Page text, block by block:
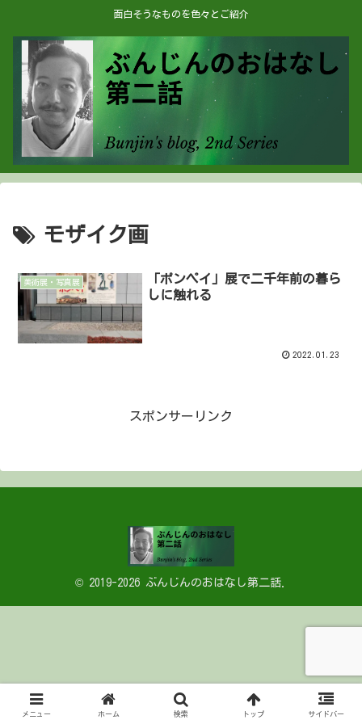
面白そうなものを色々とご紹介
モザイク画
美術展・写真展
「ポンペイ」展で二千年前の暮ら
しに触れる
2022.01.23
スポンサーリンク
© 2019-2026 ぶんじんのおはなし第二話.
メニュー ホーム 検索 トップ サイドバー